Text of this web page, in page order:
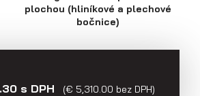
Prepravníky áut
plochou (hliníkové a plechové
bočnice)
s DPH
(€ 5,310.00 bez DPH)